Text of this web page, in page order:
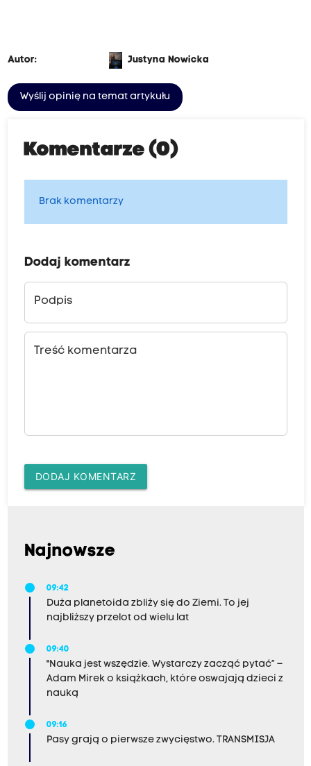
Autor: Justyna Nowicka
Wyślij opinię na temat artykułu
Komentarze (0)
Brak komentarzy
Dodaj komentarz
Podpis
Treść komentarza
DODAJ KOMENTARZ
Najnowsze
09:42
Duża planetoida zbliży się do Ziemi. To jej
najbliższy przelot od wielu lat
09:40
"Nauka jest wszędzie. Wystarczy zacząć pytać” –
Adam Mirek o książkach, które oswajają dzieci z
nauką
09:16
Pasy grają o pierwsze zwycięstwo. TRANSMISJA